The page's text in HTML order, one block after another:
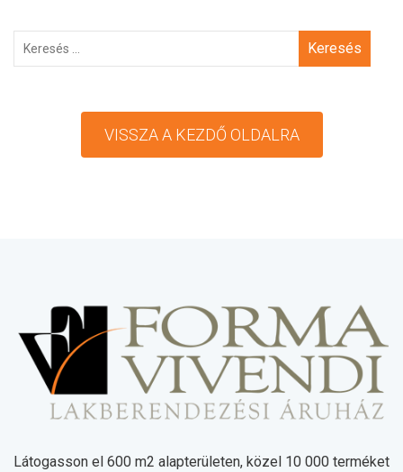
Keresés
VISSZA A KEZDŐ OLDALRA
Látogasson el 600 m2 alapterületen, közel 10 000 terméket